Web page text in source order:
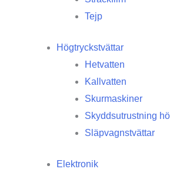
Tejp
Högtryckstvättar
Hetvatten
Kallvatten
Skurmaskiner
Skyddsutrustning
Släpvagnstvättar
Elektronik